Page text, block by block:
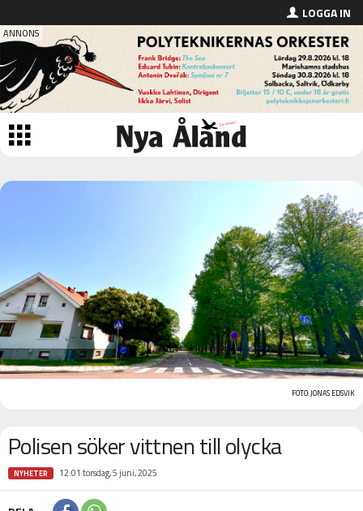
LOGGA IN
FOTO: JONAS EDSVIK
Polisen söker vittnen till olycka
NYHETER 12:01 torsdag, 5 juni, 2025